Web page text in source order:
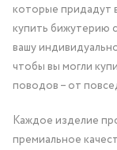
которые придадут
купить бижутерию
вашу
чтобы вы могли
поводов – от
Каждое изделие
премиальное